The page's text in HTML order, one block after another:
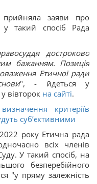
заяви про
у такий спосіб Рада
достроково
бажанням. Позиція
Етичної ради
", - йдеться у
вівторок на сайті.
критеріїв
суб’єктивними
року Етична рада
всіх членів
У такий спосіб, на
безперебійного
"у пряму залежність